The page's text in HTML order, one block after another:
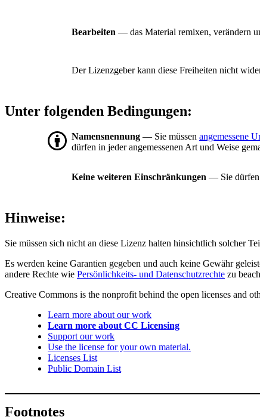
Bearbeiten — das Material remixen, verändern
Der Lizenzgeber kann diese Freiheiten nicht
Unter folgenden Bedingungen:
Namensnennung — Sie müssen angemessene
dürfen in jeder angemessenen Art und Weise
Keine weiteren Einschränkungen — Sie dürfen
Hinweise:
Sie müssen sich nicht an diese Lizenz halten hinsichtlich solcher
Es werden keine Garantien gegeben und auch keine Gewähr
andere Rechte wie Persönlichkeits- und Datenschutzrechte zu
Creative Commons is the nonprofit behind the open licenses and
Learn more about our work
Learn more about CC Licensing
Support our work
Use the license for your own material.
Licenses List
Public Domain List
Footnotes